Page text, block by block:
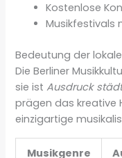
Kostenlose
Musikfestivals
Bedeutung der
Die Berliner
sie istAusdruck
prägen das kreative
einzigartige
Musikgenre